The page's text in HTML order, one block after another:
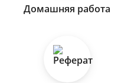
Домашняя работа